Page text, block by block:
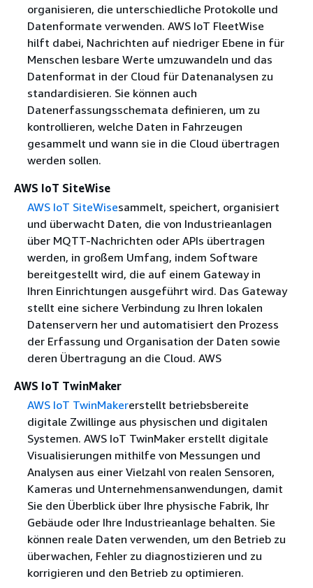
organisieren, die unterschiedliche Protokolle und
Datenformate verwenden. AWS IoT FleetWise
hilft dabei, Nachrichten auf niedriger Ebene in für
Menschen lesbare Werte umzuwandeln und das
Datenformat in der Cloud für Datenanalysen zu
standardisieren. Sie können auch
Datenerfassungsschemata definieren, um zu
kontrollieren, welche Daten in Fahrzeugen
gesammelt und wann sie in die Cloud übertragen
werden sollen.
AWS IoT SiteWise
AWS IoT SiteWisesammelt, speichert, organisiert
und überwacht Daten, die von Industrieanlagen
über MQTT-Nachrichten oder APIs übertragen
werden, in großem Umfang, indem Software
bereitgestellt wird, die auf einem Gateway in
Ihren Einrichtungen ausgeführt wird. Das Gateway
stellt eine sichere Verbindung zu Ihren lokalen
Datenservern her und automatisiert den Prozess
der Erfassung und Organisation der Daten sowie
deren Übertragung an die Cloud. AWS
AWS IoT TwinMaker
AWS IoT TwinMakererstellt betriebsbereite
digitale Zwillinge aus physischen und digitalen
Systemen. AWS IoT TwinMaker erstellt digitale
Visualisierungen mithilfe von Messungen und
Analysen aus einer Vielzahl von realen Sensoren,
Kameras und Unternehmensanwendungen, damit
Sie den Überblick über Ihre physische Fabrik, Ihr
Gebäude oder Ihre Industrieanlage behalten. Sie
können reale Daten verwenden, um den Betrieb zu
überwachen, Fehler zu diagnostizieren und zu
korrigieren und den Betrieb zu optimieren.